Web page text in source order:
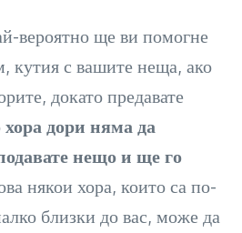
вероятно ще ви помогне
кутия с вашите неща, ако
докато предавате
дори няма да
нещо и ще го
някои хора, които са по-
близки до вас, може да